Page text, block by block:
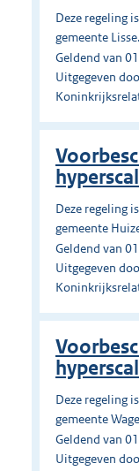
Deze regeling
gemeente Lisse.
Geldend van
Uitgegeven
Deze regeling
gemeente
Geldend van
Uitgegeven
Deze regeling
gemeente
Geldend van
Uitgegeven